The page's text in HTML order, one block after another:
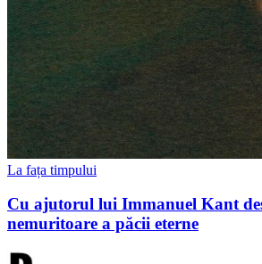
La fața timpului
Cu ajutorul lui Immanuel Kant
nemuritoare a păcii eterne